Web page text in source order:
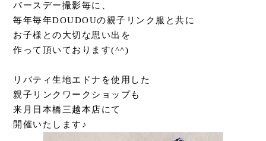
バースデー撮影毎に、
毎年毎年DOUDOUの親子リンク服と共に
お子様との大切な思い出を
作って頂いております(^^)
リバティ生地エドナを使用した
親子リンクワークショップも
来月日本橋三越本店にて
開催いたします♪